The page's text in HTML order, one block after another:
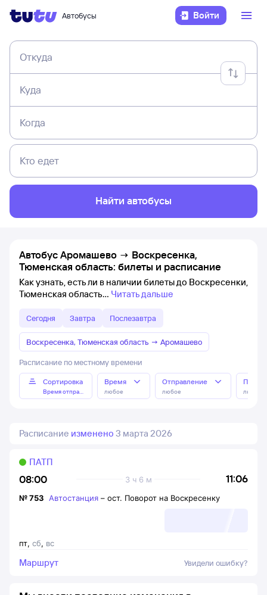
Автобусы Войти
Откуда
Куда
Когда
Кто едет
Найти автобусы
Автобус Аромашево → Воскресенка,
Тюменская область: билеты и расписание
Как узнать, есть ли в наличии билеты до Воскресенки,
Тюменская область
Читать дальше
Сегодня Завтра Послезавтра
Воскресенка, Тюменская область → Аромашево
Расписание по местному времени
Сортировка
Время отправления
Время
любое
Отправление
любое любое
Расписание изменено 3 марта 2026
08:00 11:06
3 ч 6 м
ПАТП
пт, сб, вс
№753 Автостанция – ост. Поворот на Воскресенку
Маршрут Увидели ошибку?